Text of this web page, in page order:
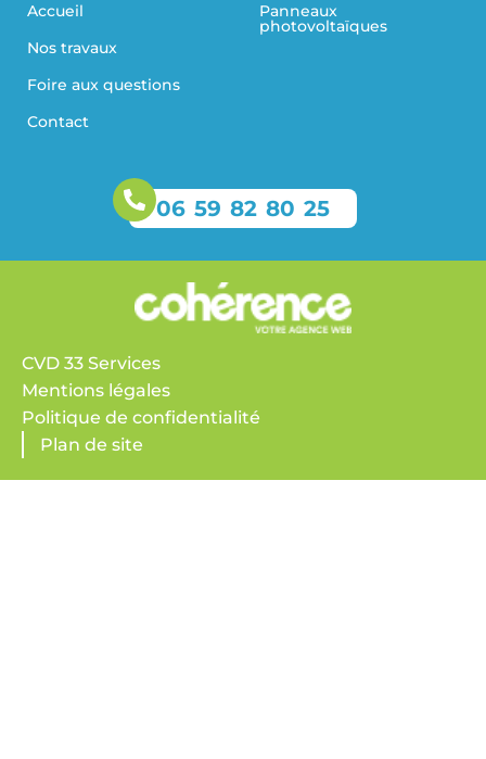
Accueil
Nos travaux
Foire aux questions
Contact
Panneaux
photovoltaïques
06 59 82 80 25
CVD 33 Services
Mentions légales
Politique de confidentialité
Plan de site